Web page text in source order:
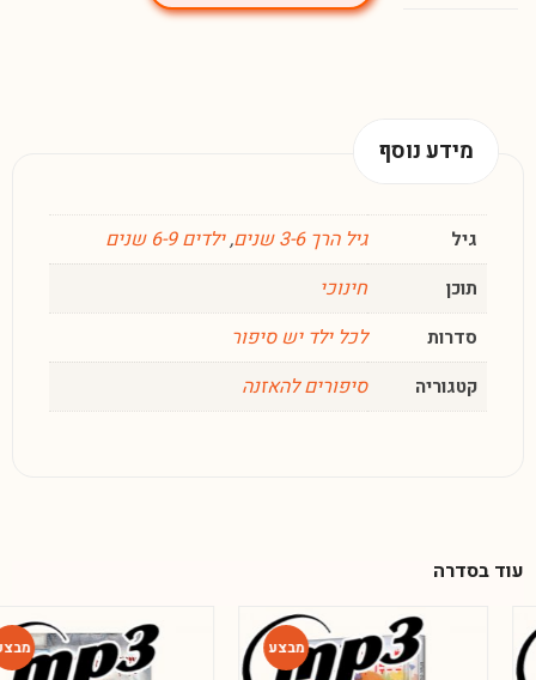
מידע נוסף
גיל גיל הרך 3-6 שנים ,ילדים 6-9 שנים
תוכן חינוכי
סדרות לכל ילד יש סיפור
קטגוריה סיפורים להאזנה
עוד בסדרה